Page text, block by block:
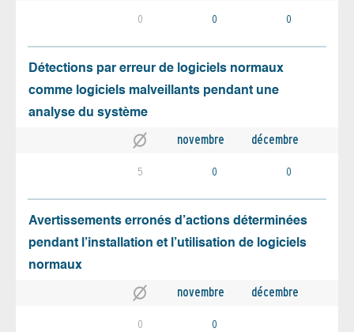
0 0 0
Détections par erreur de logiciels normaux
comme logiciels malveillants pendant une
analyse du système
novembre décembre
5 0 0
Avertissements erronés d’actions déterminées
pendant l’installation et l’utilisation de logiciels
normaux
novembre décembre
0 0